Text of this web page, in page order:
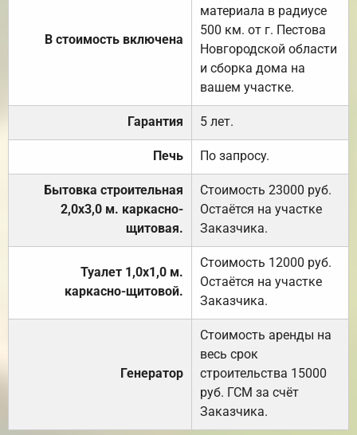
В стоимость включена
материала в радиусе
500 км. от г. Пестова
Новгородской области
и сборка дома на
вашем участке.
Гарантия 5 лет.
Печь По запросу.
Бытовка строительная
2,0х3,0 м. каркасно-
щитовая.
Стоимость 23000 руб.
Остаётся на участке
Заказчика.
Туалет 1,0х1,0 м.
каркасно-щитовой.
Стоимость 12000 руб.
Остаётся на участке
Заказчика.
Генератор
Стоимость аренды на
весь срок
строительства 15000
руб. ГСМ за счёт
Заказчика.